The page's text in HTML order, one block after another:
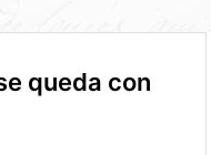
queda con